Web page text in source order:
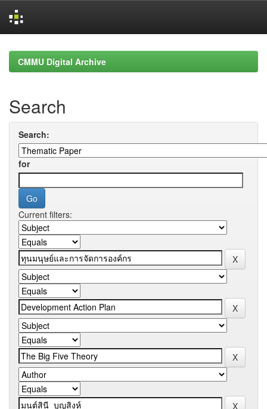
navigationCMMU Digital Archive
Search
Search:
for
Current filters: